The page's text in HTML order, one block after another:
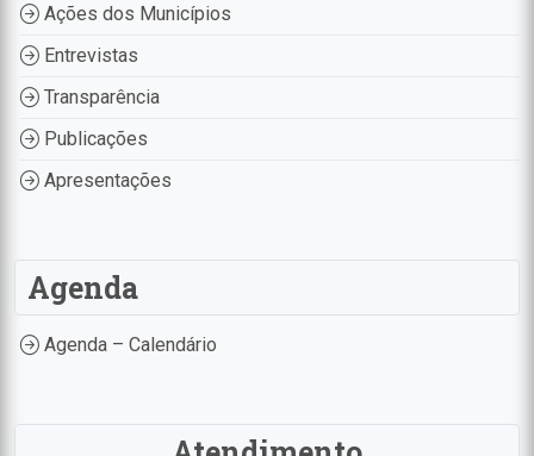
Ações dos Municípios
Entrevistas
Transparência
Publicações
Apresentações
Agenda
Agenda – Calendário